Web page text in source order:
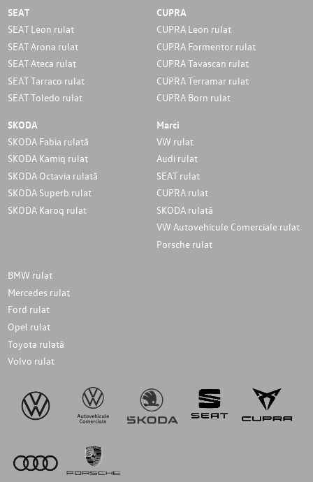
SEAT
SEAT Leon rulat
SEAT Arona rulat
SEAT Ateca rulat
SEAT Tarraco rulat
SEAT Toledo rulat
CUPRA
CUPRA Leon rulat
CUPRA Formentor rulat
CUPRA Tavascan rulat
CUPRA Terramar rulat
CUPRA Born rulat
SKODA
SKODA Fabia rulată
SKODA Kamiq rulat
SKODA Octavia rulată
SKODA Superb rulat
SKODA Karoq rulat
Marci
VW rulat
Audi rulat
SEAT rulat
CUPRA rulat
SKODA rulată
VW Autovehicule Comerciale rulat
Porsche rulat
BMW rulat
Mercedes rulat
Ford rulat
Opel rulat
Toyota rulată
Volvo rulat